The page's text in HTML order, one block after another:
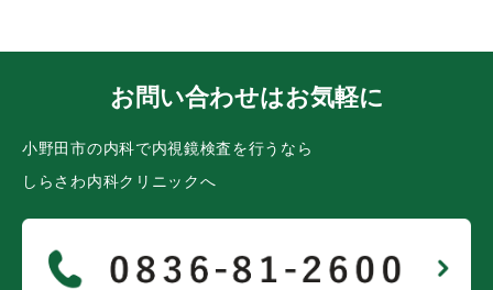
お問い合わせはお気軽に
小野田市の内科で内視鏡検査を行うなら
しらさわ内科クリニックへ